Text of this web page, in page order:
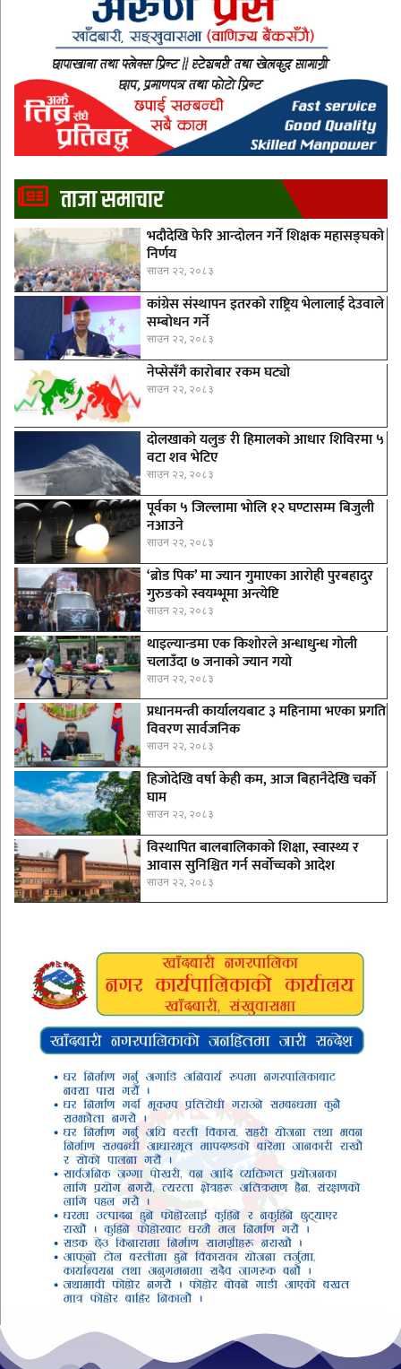
ताजा समाचार
भदौदेखि फेरि आन्दोलन गर्ने शिक्षक महासङ्घको
निर्णय
साउन २२, २०८३
कांग्रेस संस्थापन इतरको राष्ट्रिय भेलालाई देउवाले
सम्बोधन गर्ने
साउन २२, २०८३
नेप्सेसँगै काराेबार रकम घट्याे
साउन २२, २०८३
दोलखाको यलुङ री हिमालको आधार शिविरमा ५
वटा शव भेटिए
साउन २२, २०८३
पूर्वका ५ जिल्लामा भाेलि १२ घण्टासम्म बिजुली
नआउने
साउन २२, २०८३
‘ब्रोड पिक’ मा ज्यान गुमाएका आराेही पुरबहादुर
गुरुङको स्वयम्भूमा अन्त्येष्टि
साउन २२, २०८३
थाइल्यान्डमा एक किशोरले अन्धाधुन्ध गोली
चलाउँदा ७ जनाको ज्यान गयो
साउन २२, २०८३
प्रधानमन्त्री कार्यालयबाट ३ महिनामा भएका प्रगति
विवरण सार्वजनिक
साउन २२, २०८३
हिजोदेखि वर्षा केही कम, आज बिहानैदेखि चर्को
घाम
साउन २२, २०८३
विस्थापित बालबालिकाको शिक्षा, स्वास्थ्य र
आवास सुनिश्चित गर्न सर्वोच्चको आदेश
साउन २२, २०८३